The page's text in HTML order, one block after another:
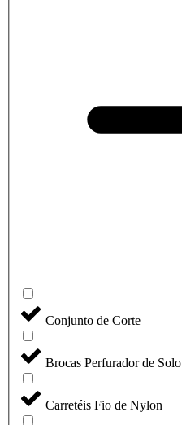
Conjunto de Corte
Brocas Perfurador de Solo
Carretéis Fio de Nylon